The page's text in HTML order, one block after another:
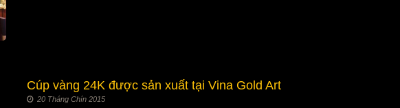
Cúp vàng 24K được sản xuất tại Vina Gold Art
20 Tháng Chín 2015